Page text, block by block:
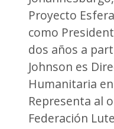
Proyecto
como
dos años a
Johnson es
Humanitaria
Representa al
Federación